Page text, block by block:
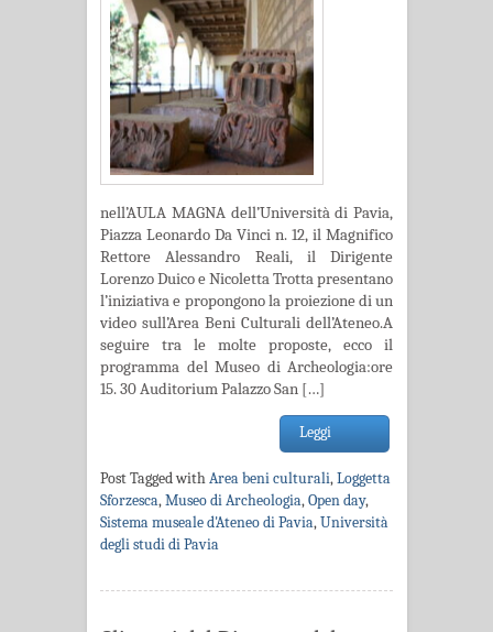
nell’AULA MAGNA dell’Università di Pavia,
Piazza Leonardo Da Vinci n. 12, il Magnifico
Rettore Alessandro Reali, il Dirigente
Lorenzo Duico e Nicoletta Trotta presentano
l’iniziativa e propongono la proiezione di un
video sull’Area Beni Culturali dell’Ateneo.A
seguire tra le molte proposte, ecco il
programma del Museo di Archeologia:ore
15. 30 Auditorium Palazzo San […]
Leggi
Post Tagged withArea beni culturali,Loggetta
Sforzesca,Museo di Archeologia,Open day,
Sistema museale d'Ateneo di Pavia,Università
degli studi di Pavia